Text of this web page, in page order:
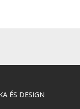
ÉS DESIGN